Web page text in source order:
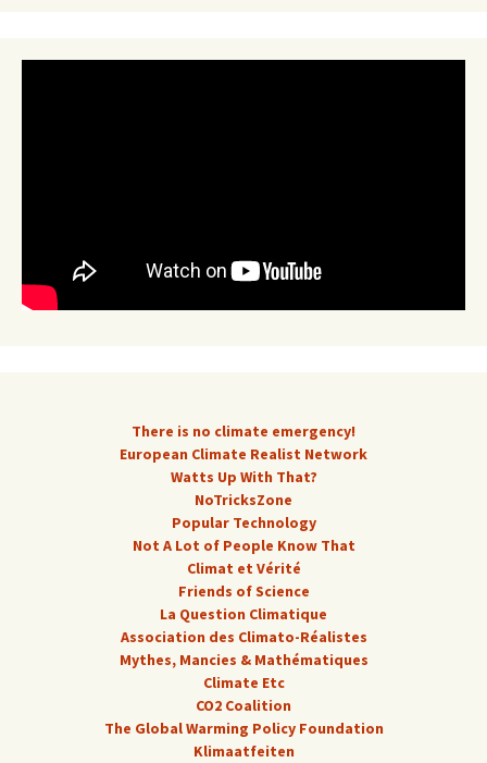
There is no climate emergency!
European Climate Realist Network
Watts Up With That?
NoTricksZone
Popular Technology
Not A Lot of People Know That
Climat et Vérité
Friends of Science
La Question Climatique
Association des Climato-Réalistes
Mythes, Mancies & Mathématiques
Climate Etc
CO2 Coalition
The Global Warming Policy Foundation
Klimaatfeiten